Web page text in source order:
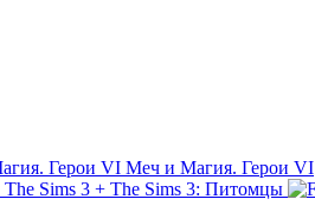
Меч и Магия. Герои VI
The Sims 3 + The Sims 3: Питомцы